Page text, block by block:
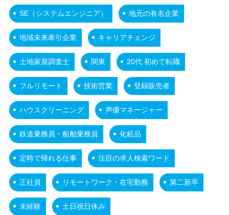
SE（システムエンジニア） 地元の有名企業
地域未来牽引企業 キャリアチェンジ
土地家屋調査士 関東 20代 初めて転職
フルリモート 技術営業 登録販売者
ハウスクリーニング 声優マネージャー
鉄道乗務員・船舶乗務員 化粧品
定時で帰れる仕事 注目の求人検索ワード
正社員 リモートワーク・在宅勤務 第二新卒
未経験 土日祝日休み